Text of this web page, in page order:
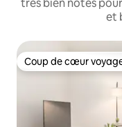
très bien notés
et
Coup de cœur
Coup de cœur